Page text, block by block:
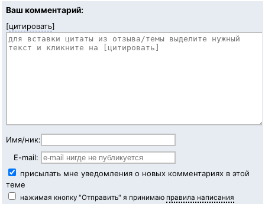
Ваш комментарий:
[цитировать]
Имя/ник:
E-mail:
присылать мне уведомления о новых комментариях в этой
теме
нажимая кнопку "Отправить" я принимаю правила написания